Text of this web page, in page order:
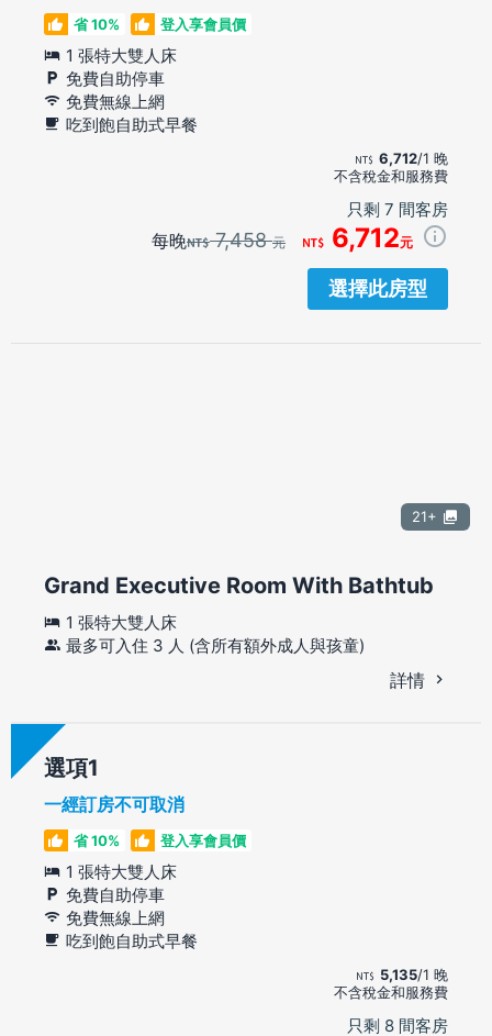
省 10% 登入享會員價
1 張特大雙人床
免費自助停車
免費無線上網
吃到飽自助式早餐
6,712/1 晚
不含稅金和服務費
只剩 7 間客房
每晚 7,458元 6,712元
選擇此房型
21+
Grand Executive Room With Bathtub
1 張特大雙人床
最多可入住 3 人 (含所有額外成人與孩童)
詳情
選項
一經訂房不可取消
省 10% 登入享會員價
1 張特大雙人床
免費自助停車
免費無線上網
吃到飽自助式早餐
5,135/1 晚
不含稅金和服務費
只剩 8 間客房